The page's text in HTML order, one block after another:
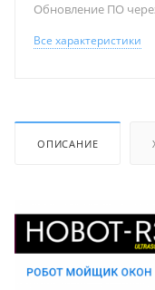
Обновление ПО
Все характеристики
ОПИСАНИЕ